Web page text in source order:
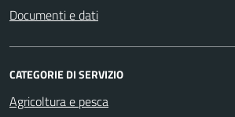
Documenti e dati
CATEGORIE DI SERVIZIO
Agricoltura e pesca